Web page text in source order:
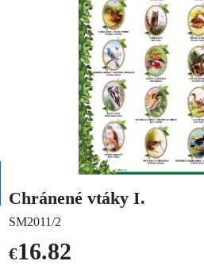
Chránené vtáky I.
SM2011/2
€16.82